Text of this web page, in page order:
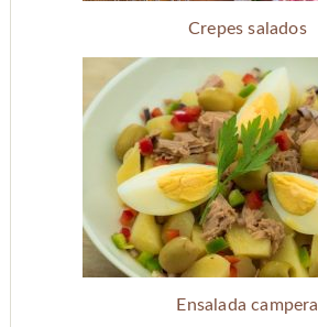
Crepes salados
Ensalada campera